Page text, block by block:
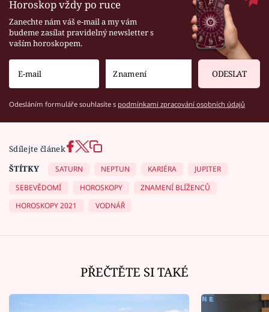
Horoskop vždy po ruce
Zanechte nám váš e-mail a my vám
budeme zasílat pravidelný newsletter s
vaším horoskopem.
ODESLAT
Odesláním formuláře souhlasíte s podmínkami zpracování osobních údajů
Sdílejte článek
ŠTÍTKY
SATURN NEPTUN KARIÉRA
JUPITER
SEBEVĚDOMÍ
HOROSKOPY
ZNAMENÍ BLÍŽENCŮ
HOROSKOPY 2021
VODNÁŘ
PŘEČTĚTE SI TAKÉ